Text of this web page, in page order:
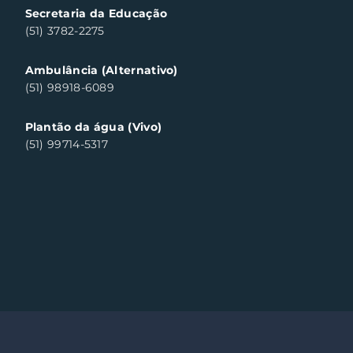
do Sul
Secretaria da Educação
(51) 3782-2275
Ambulância (Alternativo)
(51) 98918-6089
Plantão da água (Vivo)
(51) 99714-5317